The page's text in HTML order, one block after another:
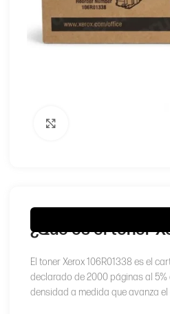
¿Qué es el toner
El toner Xerox 106R01338 es el
declarado de 2000 páginas al
densidad a medida que avanza